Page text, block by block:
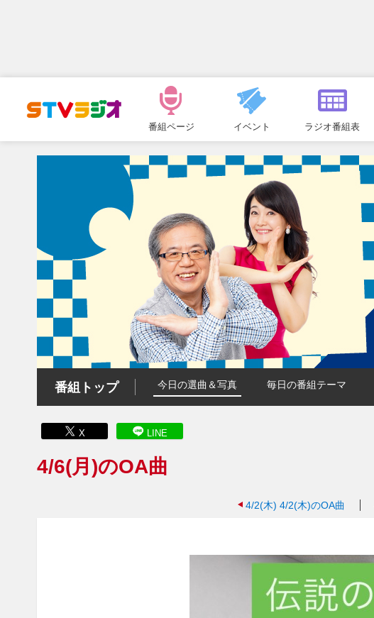
ュ
ー
番組ページ イベント ラジオ番組表
番組トップ 今日の選曲＆写真 毎日の番組テーマ
X LINE
4/6(月)のOA曲
4/2(木) 4/2(木)のOA曲